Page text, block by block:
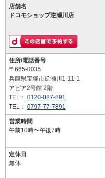
店舗名
ドコモショップ逆瀬川店
住所/電話番号
〒665-0035
兵庫県宝塚市逆瀬川1-11-1
アピア2号館 2階
TEL： 0120-087-891
TEL： 0797-77-7891
営業時間
午前10時〜午後7時
定休日
無休